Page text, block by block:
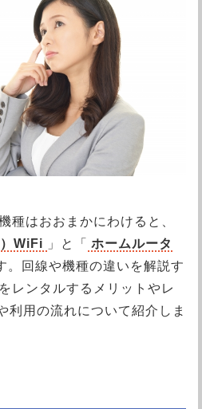
種はおおまかにわけると、
WiFi 」と「
ホームルータ
。回線や機種の違いを解説す
レンタルするメリットやレ
利用の流れについて紹介しま